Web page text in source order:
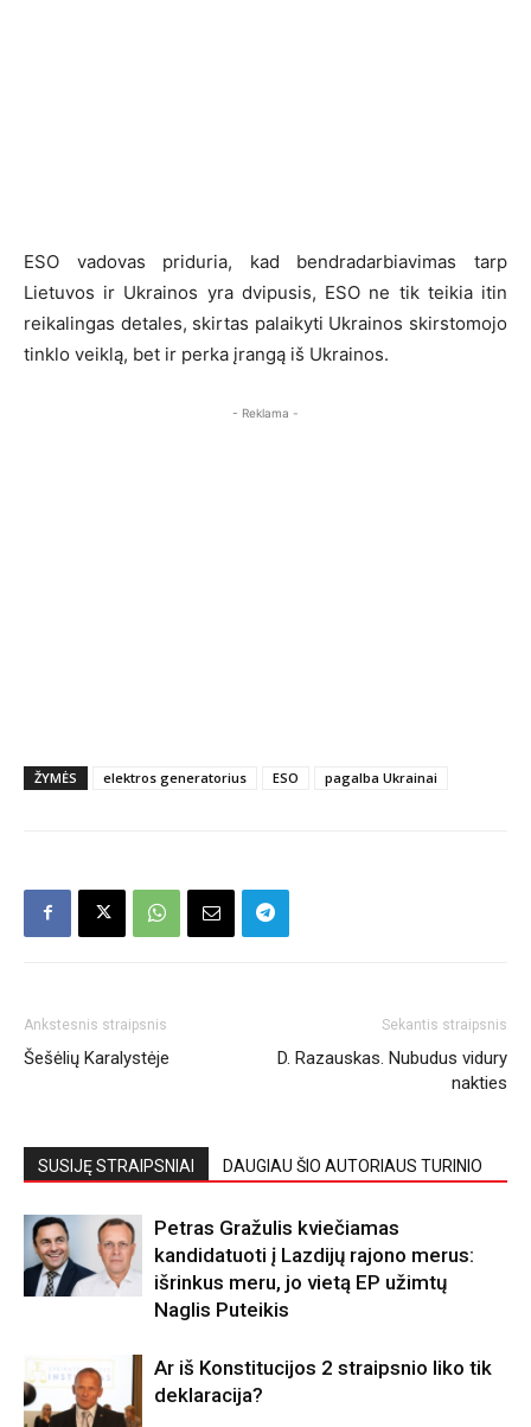
ESO vadovas priduria, kad bendradarbiavimas tarp
Lietuvos ir Ukrainos yra dvipusis, ESO ne tik teikia itin
reikalingas detales, skirtas palaikyti Ukrainos skirstomojo
tinklo veiklą, bet ir perka įrangą iš Ukrainos.
- Reklama -
ŽYMĖS elektros generatorius ESO pagalba Ukrainai
Ankstesnis straipsnis
Šešėlių Karalystėje
Sekantis straipsnis
D. Razauskas. Nubudus vidury
nakties
SUSIJĘ STRAIPSNIAI DAUGIAU ŠIO AUTORIAUS TURINIO
Petras Gražulis kviečiamas
kandidatuoti į Lazdijų rajono merus:
išrinkus meru, jo vietą EP užimtų
Naglis Puteikis
Ar iš Konstitucijos 2 straipsnio liko tik
deklaracija?